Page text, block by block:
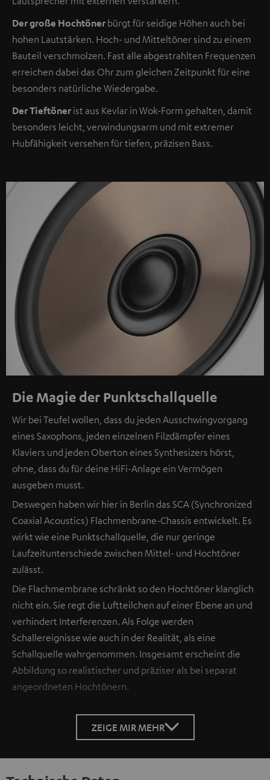
Der große Hochtöner bürgt für seidige Höhen auch bei
hohen Lautstärken. Hoch- und Mitteltöner sind zu einem
Bauteil verschmolzen. Fast alle abgestrahlten Frequenzen
erreichen dabei das Ohr zum gleichen Zeitpunkt für eine
besonders natürliche Wiedergabe.
Der Tieftöner ist aus Kevlar in Wok-Form gehalten, damit
besonders leicht, verwindungsarm und mit extremer
Hubfähigkeit versehen für tiefen, präzisen Bass.
Die Magie der Punktschallquelle
Wir bei Teufel wollen, dass du jeden Ausschwingvorgang
eines Saxophons, jeden einzelnen Filzdämpfer eines
Klaviers und jeden Oberton eines Synthesizers hörst,
ohne, dass du für deine HiFi-Anlage ein Vermögen
ausgeben musst.
Deswegen haben wir hier in Berlin das SCA (Synchronized
Coaxial Acoustics) Flachmenbrane-Chassis entwickelt. Es
wirkt wie eine Punktschallquelle, die nur geringe
Laufzeitunterschiede zwischen Mittel- und Hochtöner
zulässt.
Die Flachmembrane schränkt so den Hochtöner klanglich
nicht ein. Sie regt die Luftteilchen auf einer Ebene an und
verhindert Interferenzen. Als Folge werden
Schallereignisse wie auch in der Realität, als eine
Schallquelle wahrgenommen. Insgesamt erscheint die
Abbildung so realistischer und präziser als bei separat
angeordneten Hochtönern.
ZEIGE MIR MEHR